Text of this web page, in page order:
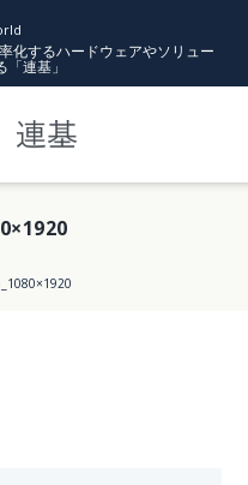
化するハードウェアやソリュー
連基」